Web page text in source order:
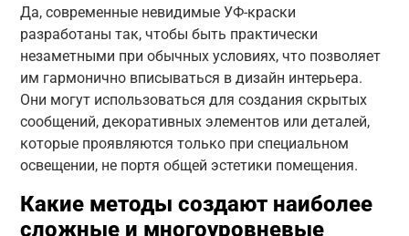
Да, современные невидимые УФ-краски
разработаны так, чтобы быть практически
незаметными при обычных условиях, что позволяет
им гармонично вписываться в дизайн интерьера.
Они могут использоваться для создания скрытых
сообщений, декоративных элементов или деталей,
которые проявляются только при специальном
освещении, не портя общей эстетики помещения.
Какие методы создают наиболее
сложные и многоуровневые